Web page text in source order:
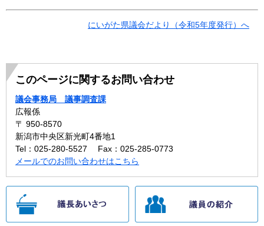
にいがた県議会だより（令和5年度発行）へ
このページに関するお問い合わせ
議会事務局 議事調査課
広報係
〒 950-8570
新潟市中央区新光町4番地1
Tel：025-280-5527
Fax：025-285-0773
メールでのお問い合わせはこちら